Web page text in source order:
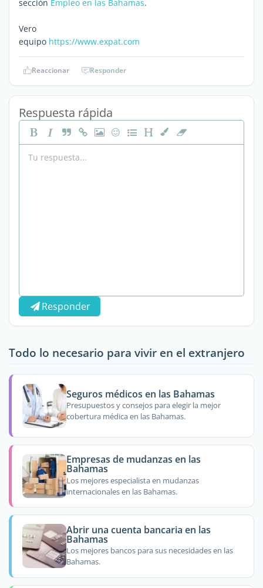
sección Empleo en las Bahamas.
Vero
equipo https://www.expat.com
Reaccionar Responder
Respuesta rápida
Responder
Todo lo necesario para vivir en el extranjero
Seguros médicos en las Bahamas
Presupuestos y consejos para elegir la mejor
cobertura médica en las Bahamas.
Empresas de mudanzas en las
Bahamas
Los mejores especialista en mudanzas
internacionales en las Bahamas.
Abrir una cuenta bancaria en las
Bahamas
Los mejores bancos para sus necesidades en las
Bahamas.